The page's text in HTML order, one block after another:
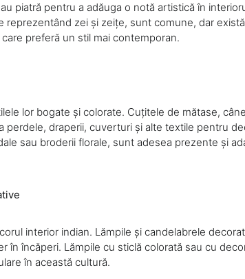
piatră pentru a adăuga o notă artistică în
reprezentând zei și zeițe, sunt comune, dar
preferă un stil mai contemporan.
lor bogate și colorate. Cuțitele de mătase,
perdele, draperii, cuverturi și alte textile pentru
sau broderii florale, sunt adesea prezente și
interior indian. Lămpile și candelabrele
în încăperi. Lămpile cu sticlă colorată sau cu
în această cultură.